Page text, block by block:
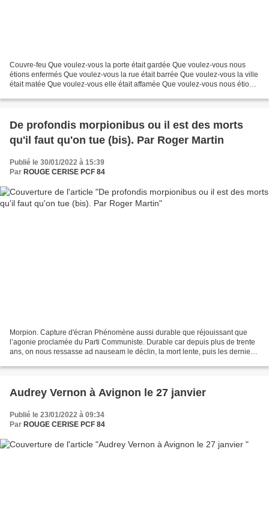
Couvre-feu Que voulez-vous la porte était gardée Que voulez-vous nous
étions enfermés Que voulez-vous la rue était barrée Que voulez-vous la ville
était matée Que voulez-vous elle était affamée Que voulez-vous nous étions
De profondis morpionibus ou il est des morts
qu'il faut qu'on tue (bis). Par Roger Martin
Publié le 30/01/2022 à 15:39
Par ROUGE CERISE PCF 84
Morpion. Capture d'écran Phénomène aussi durable que réjouissant que
l’agonie proclamée du Parti Communiste. Durable car depuis plus de trente
ans, on nous ressasse ad nauseam le déclin, la mort lente, puis les derniers
Audrey Vernon à Avignon le 27 janvier
Publié le 23/01/2022 à 09:34
Par ROUGE CERISE PCF 84